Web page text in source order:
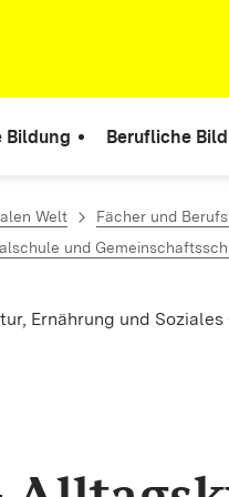
Bildung Berufliche
Welt
Fächer und
und
Ernährung und